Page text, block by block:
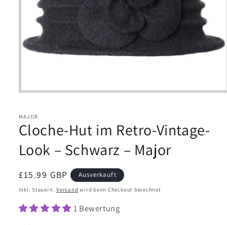
Medien
Modal
öffnen
MAJOR
Cloche-Hut im Retro-Vintage-
Look – Schwarz – Major
Normaler
Preis
£15.99 GBP Ausverkauft
Inkl. Steuern.Versand wird beim Checkout berechnet
1 Bewertung